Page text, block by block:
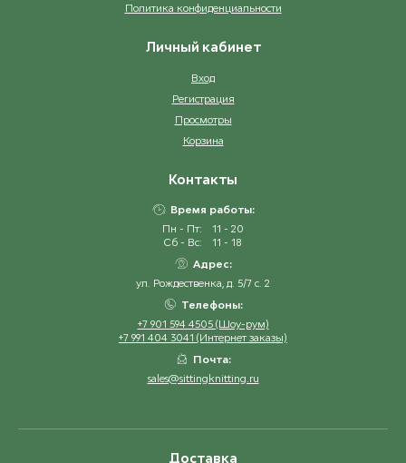
Политика конфиденциальности
Личный кабинет
Вход
Регистрация
Просмотры
Корзина
Контакты
Время работы:
Пн - Пт:
11 - 20
Сб - Вс:
11 - 18
Адрес:
ул. Рождественка, д. 5/7 с. 2
Телефоны:
+7 901 594 4505 (Шоу-рум)
+7 991 404 3041 (Интернет заказы)
Почта:
sales@sittingknitting.ru
Доставка